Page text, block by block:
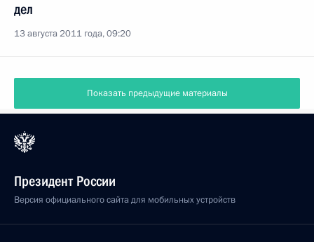
дел
13 августа 2011 года, 09:20
Показать предыдущие материалы
Президент России
Версия официального сайта для мобильных устройств